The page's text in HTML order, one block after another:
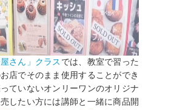
さん」クラス では、教室で習った
店でそのまま使用することができ
ていないオンリーワンのオリジナ
したい方には講師と一緒に商品開